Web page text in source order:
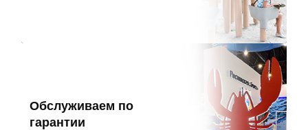
Обслуживаем по
гарантии